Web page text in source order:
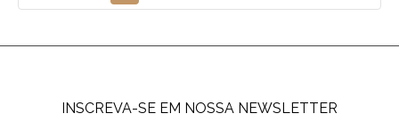
INSCREVA-SE EM NOSSA NEWSLETTER